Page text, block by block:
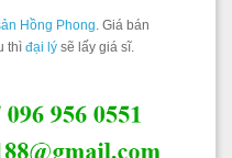
Hồng Phong . Giá bán
thì đại lý sẽ lấy giá sĩ.